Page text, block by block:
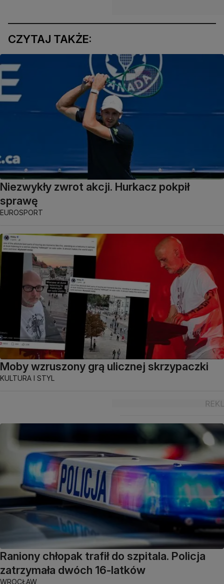
CZYTAJ TAKŻE:
Niezwykły zwrot akcji. Hurkacz pokpił
sprawę
EUROSPORT
Moby wzruszony grą ulicznej skrzypaczki
KULTURA I STYL
Raniony chłopak trafił do szpitala. Policja
zatrzymała dwóch 16-latków
WROCŁAW